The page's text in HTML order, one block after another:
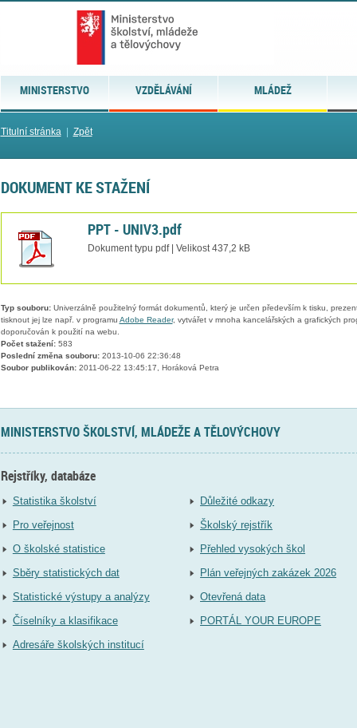
MINISTERSTVO VZDĚLÁVÁNÍ MLÁDEŽ
Titulní stránka| Zpět
DOKUMENT KE STAŽENÍ
PPT - UNIV3.pdf
Dokument typu pdf | Velikost 437,2 kB
Typ souboru:Univerzálně použitelný formát dokumentů, který je určen především k tisku,
tisknout jej lze např. v programu Adobe Reader, vytvářet v mnoha kancelářských a grafických
doporučován k použití na webu.
Počet stažení:583
Poslední změna souboru:2013-10-06 22:36:48
Soubor publikován:2011-06-22 13:45:17, Horáková Petra
MINISTERSTVO ŠKOLSTVÍ, MLÁDEŽE A TĚLOVÝCHOVY
Rejstříky, databáze
Statistika školství
Pro veřejnost
O školské statistice
Sběry statistických dat
Statistické výstupy a analýzy
Číselníky a klasifikace
Adresáře školských institucí
Důležité odkazy
Školský rejstřík
Přehled vysokých škol
Plán veřejných zakázek 2026
Otevřená data
PORTÁL YOUR EUROPE